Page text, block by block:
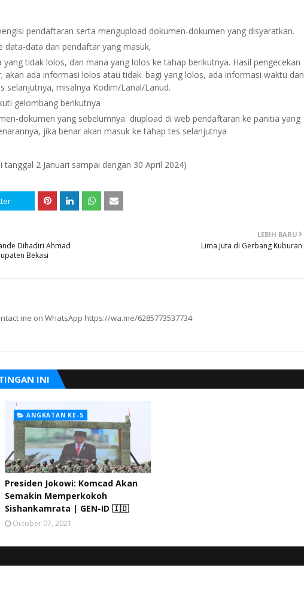
pendaftaran serta mengupload dokumen-dokumen yang disyaratkan.
data-data dari pendaftar yang masuk,
tidak lolos, dan mana yang lolos ke tahap berikutnya. Hasil pengecekan
akan ada informasi lolos atau tidak. bagi yang lolos, ada informasi waktu dan
selanjutnya, misalnya Kodim/Lanal/Lanud.
gelombang berikutnya
dokumen yang sebelumnya diupload di web pendaftaran ke panitia yang
jika benar akan masuk ke tahap tes selanjutnya
tanggal 2 Januari sampai dengan 30 April 2024)
LEBIH BARU
Lima Juta di Gerbang Kuburan
Dihadiri Ahmad
Bekasi
me on WhatsApp https://wa.me/6285773537734
INI
ANGKATAN KE-5
Presiden Jokowi: Komcad Akan
Semakin Memperkokoh
Sishankamrata | GEN-ID 🇮🇩
October 07, 2021